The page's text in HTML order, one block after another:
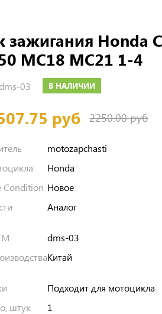
зажигания Honda
MC18 MC21 1-4
dms-03 В НАЛИЧИИ
руб 2250.00 руб
motozapchasti
Honda
Condition Новое
Аналог
dms-03
Китай
Подходит для мотоцикла
штук
1